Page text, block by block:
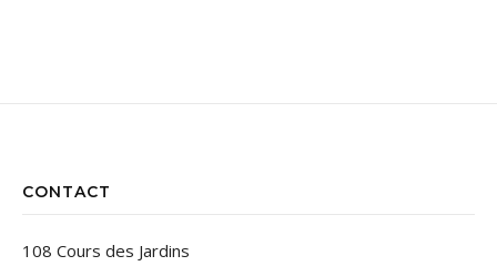
CONTACT
108 Cours des Jardins